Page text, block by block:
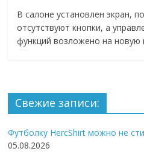
В салоне установлен экран,
отсутствуют кнопки, а
функций возложено на новую
Свежие записи:
Футболку HercShirt можно не
05.08.2026